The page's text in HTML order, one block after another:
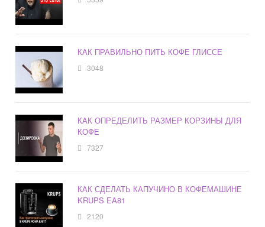
КАК ПРАВИЛЬНО ПИТЬ КОФЕ ГЛИССЕ
3048
КАК ОПРЕДЕЛИТЬ РАЗМЕР КОРЗИНЫ ДЛЯ
КОФЕ
7327
КАК СДЕЛАТЬ КАПУЧИНО В КОФЕМАШИНЕ
KRUPS EA81
2120